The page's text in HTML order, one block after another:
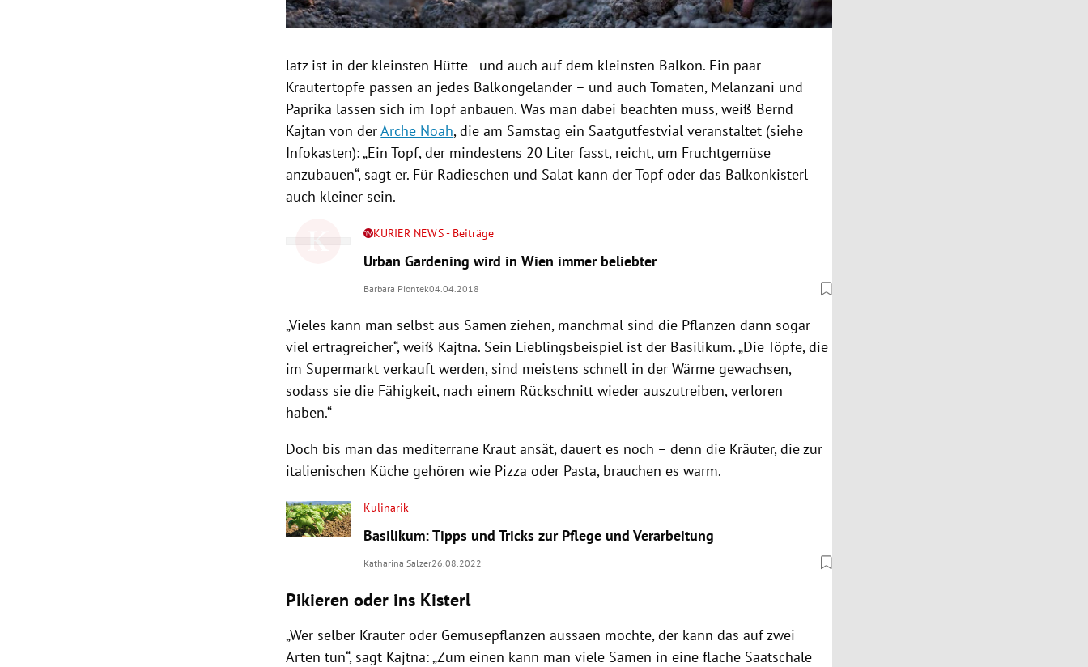
latz ist in der kleinsten Hütte - und auch auf dem kleinsten Balkon. Ein paar
Kräutertöpfe passen an jedes Balkongeländer – und auch Tomaten, Melanzani und
Paprika lassen sich im Topf anbauen. Was man dabei beachten muss, weiß Bernd
Kajtan von derArche Noah, die am Samstag ein Saatgutfestvial veranstaltet (siehe
Infokasten): „Ein Topf, der mindestens 20 Liter fasst, reicht, um Fruchtgemüse
anzubauen“, sagt er. Für Radieschen und Salat kann der Topf oder das Balkonkisterl
auch kleiner sein.
KURIER NEWS - Beiträge
Urban Gardening wird in Wien immer beliebter
Barbara Piontek04.04.2018
„Vieles kann man selbst aus Samen ziehen, manchmal sind die Pflanzen dann sogar
viel ertragreicher“, weiß Kajtna. Sein Lieblingsbeispiel ist der Basilikum. „Die Töpfe, die
im Supermarkt verkauft werden, sind meistens schnell in der Wärme gewachsen,
sodass sie die Fähigkeit, nach einem Rückschnitt wieder auszutreiben, verloren
haben.“
Doch bis man das mediterrane Kraut ansät, dauert es noch – denn die Kräuter, die zur
italienischen Küche gehören wie Pizza oder Pasta, brauchen es warm.
Kulinarik
Basilikum: Tipps und Tricks zur Pflege und Verarbeitung
Katharina Salzer26.08.2022
Pikieren oder ins Kisterl
„Wer selber Kräuter oder Gemüsepflanzen aussäen möchte, der kann das auf zwei
Arten tun“, sagt Kajtna: „Zum einen kann man viele Samen in eine flache Saatschale